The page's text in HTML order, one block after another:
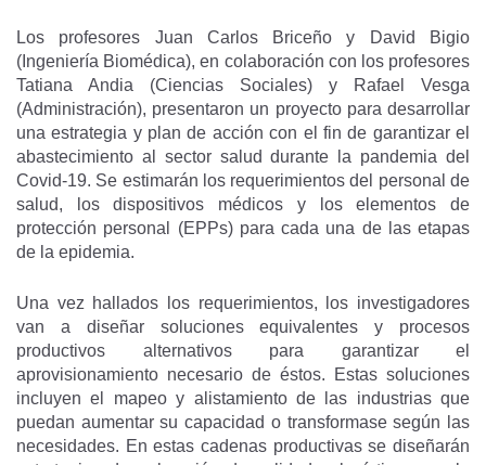
Los profesores Juan Carlos Briceño y David Bigio
(Ingeniería Biomédica), en colaboración con los profesores
Tatiana Andia (Ciencias Sociales) y Rafael Vesga
(Administración), presentaron un proyecto para desarrollar
una estrategia y plan de acción con el fin de garantizar el
abastecimiento al sector salud durante la pandemia del
Covid-19. Se estimarán los requerimientos del personal de
salud, los dispositivos médicos y los elementos de
protección personal (EPPs) para cada una de las etapas
de la epidemia.
Una vez hallados los requerimientos, los investigadores
van a diseñar soluciones equivalentes y procesos
productivos alternativos para garantizar el
aprovisionamiento necesario de éstos. Estas soluciones
incluyen el mapeo y alistamiento de las industrias que
puedan aumentar su capacidad o transformase según las
necesidades. En estas cadenas productivas se diseñarán